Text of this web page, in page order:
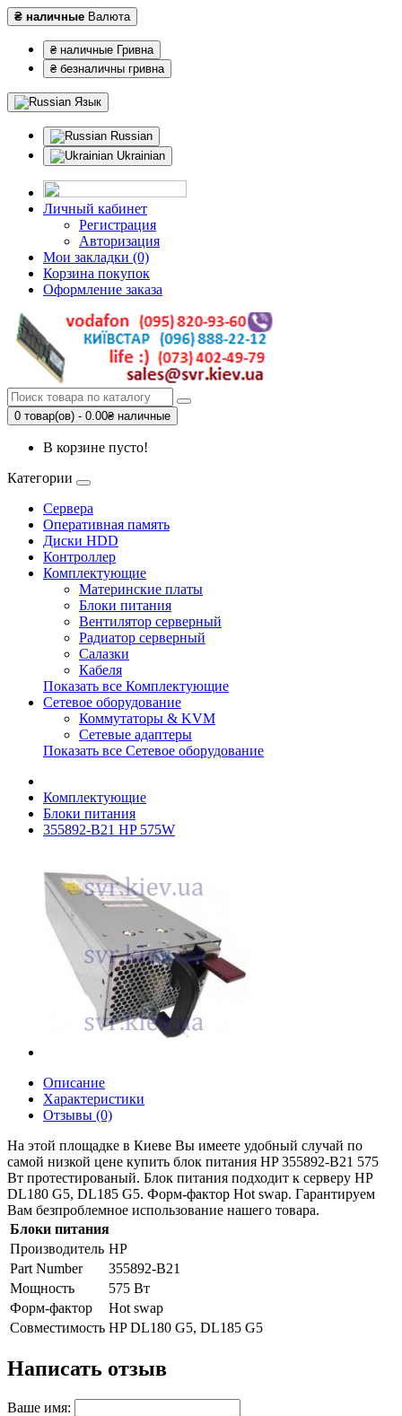
₴ наличные Валюта
₴ наличные Гривна
₴ безналичны гривна
Язык
Russian
Ukrainian
Личный кабинет
Регистрация
Авторизация
Мои закладки (0)
Корзина покупок
Оформление заказа
0 товар(ов) - 0.00₴ наличные
В корзине пусто!
Категории
Сервера
Оперативная память
Диски HDD
Контроллер
Комплектующие
Материнские платы
Блоки питания
Вентилятор серверный
Радиатор серверный
Салазки
Кабеля
Показать все Комплектующие
Сетевое оборудование
Коммутаторы & KVM
Сетевые адаптеры
Показать все Сетевое оборудование
Комплектующие
Блоки питания
355892-B21 HP 575W
Описание
Характеристики
Отзывы (0)
На этой площадке в Киеве Вы имеете удобный случай по
самой низкой цене купить блок питания HP 355892-B21 575
Вт протестированый. Блок питания подходит к серверу HP
DL180 G5, DL185 G5. Форм-фактор Hot swap. Гарантируем
Вам безпроблемное использование нашего товара.
Блоки питания
Производитель HP
Part Number
355892-B21
Мощность
575 Вт
Форм-фактор
Hot swap
Совместимость HP DL180 G5, DL185 G5
Написать отзыв
Ваше имя: